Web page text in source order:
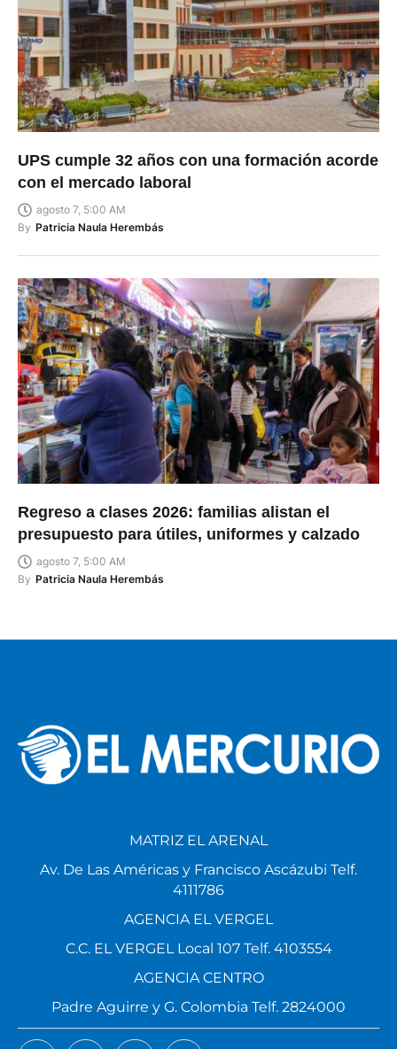
UPS cumple 32 años con una formación acorde
con el mercado laboral
agosto 7, 5:00 AM
By Patricia Naula Herembás
Regreso a clases 2026: familias alistan el
presupuesto para útiles, uniformes y calzado
agosto 7, 5:00 AM
By Patricia Naula Herembás
MATRIZ EL ARENAL
Av. De Las Américas y Francisco Ascázubi Telf.
4111786
AGENCIA EL VERGEL
C.C. EL VERGEL Local 107 Telf. 4103554
AGENCIA CENTRO
Padre Aguirre y G. Colombia Telf. 2824000